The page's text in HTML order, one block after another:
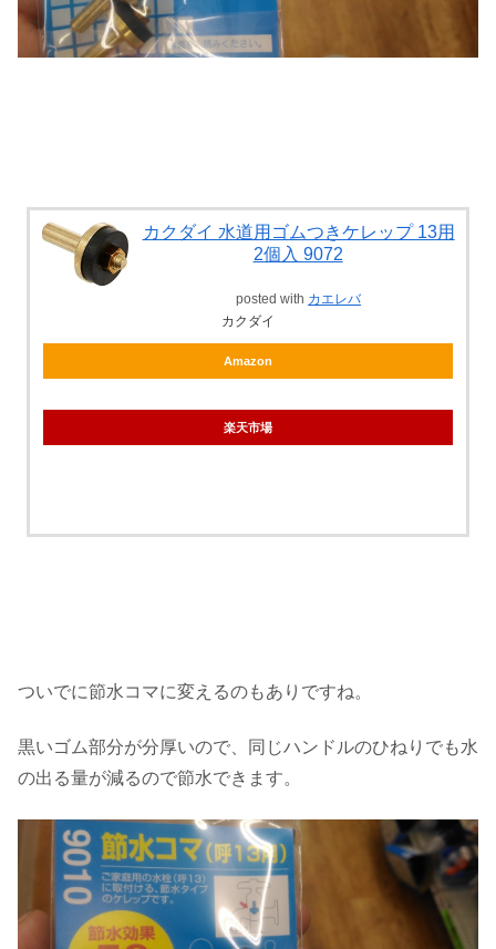
カクダイ 水道用ゴムつきケレップ 13用
2個入 9072
posted with カエレバ
カクダイ
Amazon
楽天市場
ついでに節水コマに変えるのもありですね。
黒いゴム部分が分厚いので、同じハンドルのひねりでも水
の出る量が減るので節水できます。